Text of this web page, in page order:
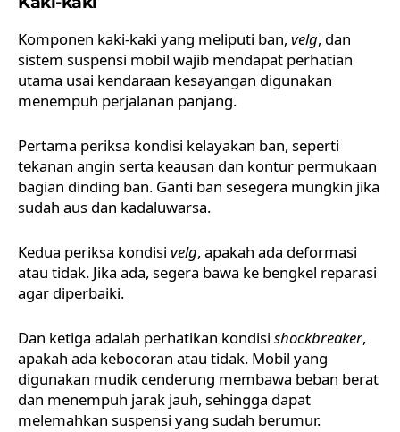
Komponen kaki-kaki yang meliputi ban, velg, dan
sistem suspensi mobil wajib mendapat perhatian
utama usai kendaraan kesayangan digunakan
menempuh perjalanan panjang.
Pertama periksa kondisi kelayakan ban, seperti
tekanan angin serta keausan dan kontur permukaan
bagian dinding ban. Ganti ban sesegera mungkin jika
sudah aus dan kadaluwarsa.
Kedua periksa kondisi velg, apakah ada deformasi
atau tidak. Jika ada, segera bawa ke bengkel reparasi
agar diperbaiki.
Dan ketiga adalah perhatikan kondisi shockbreaker,
apakah ada kebocoran atau tidak. Mobil yang
digunakan mudik cenderung membawa beban berat
dan menempuh jarak jauh, sehingga dapat
melemahkan suspensi yang sudah berumur.